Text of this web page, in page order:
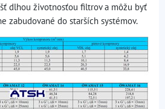
dlhou životnosťou filtrov a môžu byť
zabudované do starších systémov.